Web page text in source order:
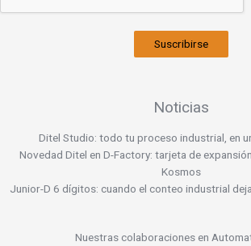
Suscribirse
Noticias
Ditel Studio: todo tu proceso industrial, en
Novedad Ditel en D-Factory: tarjeta de
Kosmos
Junior-D 6 dígitos: cuando el conteo industrial
Nuestras colaboraciones en